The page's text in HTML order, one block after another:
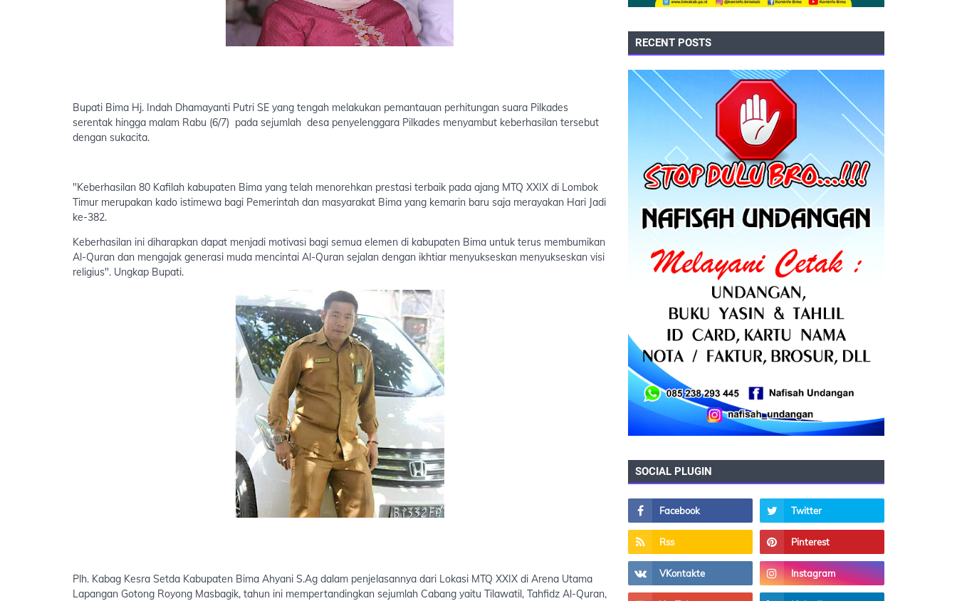
Bupati Bima Hj. Indah Dhamayanti Putri SE yang tengah melakukan pemantauan perhitungan suara Pilkades
serentak hingga malam Rabu (6/7) pada sejumlah desa penyelenggara Pilkades menyambut keberhasilan tersebut
dengan sukacita.
"Keberhasilan 80 Kafilah kabupaten Bima yang telah menorehkan prestasi terbaik pada ajang MTQ XXIX di Lombok
Timur merupakan kado istimewa bagi Pemerintah dan masyarakat Bima yang kemarin baru saja merayakan Hari Jadi
ke-382.
Keberhasilan ini diharapkan dapat menjadi motivasi bagi semua elemen di kabupaten Bima untuk terus membumikan
Al-Quran dan mengajak generasi muda mencintai Al-Quran sejalan dengan ikhtiar menyukseskan menyukseskan visi
religius". Ungkap Bupati.
Plh. Kabag Kesra Setda Kabupaten Bima Ahyani S.Ag dalam penjelasannya dari Lokasi MTQ XXIX di Arena Utama
Lapangan Gotong Royong Masbagik, tahun ini mempertandingkan sejumlah Cabang yaitu Tilawatil, Tahfidz Al-Quran,
RECENT POSTS
SOCIAL PLUGIN